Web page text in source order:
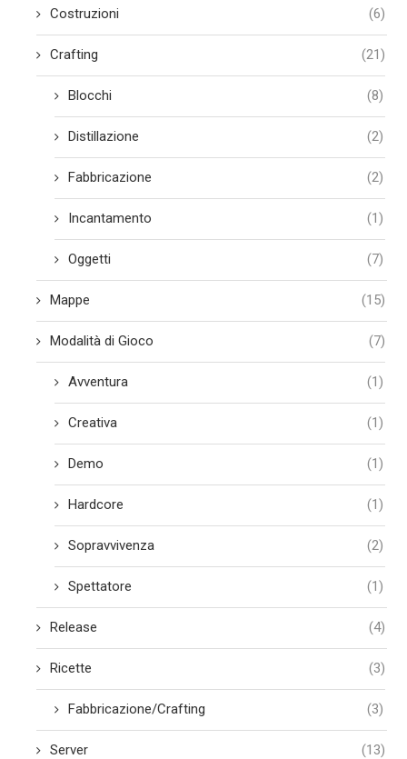
Costruzioni (6)
Crafting (21)
Blocchi (8)
Distillazione (2)
Fabbricazione (2)
Incantamento (1)
Oggetti (7)
Mappe (15)
Modalità di Gioco (7)
Avventura (1)
Creativa (1)
Demo (1)
Hardcore (1)
Sopravvivenza (2)
Spettatore (1)
Release (4)
Ricette (3)
Fabbricazione/Crafting (3)
Server (13)